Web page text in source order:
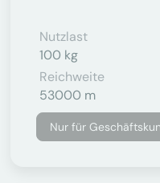
Nutzlast
100 kg
Reichweite
53000 m
Nur für